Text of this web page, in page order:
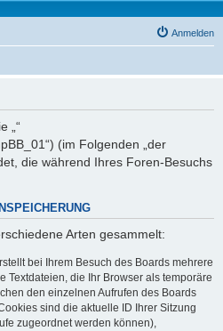
Anmelden
„“
(im Folgenden „der
die während Ihres Foren-Besuchs
Arten gesammelt:
bei Ihrem Besuch des Boards mehrere
Textdateien, die Ihr Browser als temporäre
den einzelnen Aufrufen des Boards
sind die aktuelle ID Ihrer Sitzung
zugeordnet werden können),